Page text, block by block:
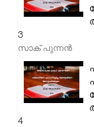
3
സാക് പുന്നൻ
4